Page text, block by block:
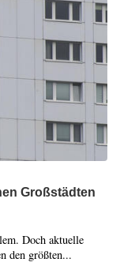
Großstädten
Doch aktuelle
den größten...